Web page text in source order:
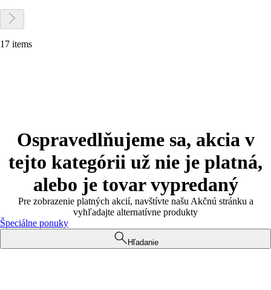
17 items
Ospravedlňujeme sa, akcia v
tejto kategórii už nie je platná,
alebo je tovar vypredaný
Pre zobrazenie platných akcií, navštívte našu Akčnú stránku a
vyhľadajte alternatívne produkty
Špeciálne ponuky
Hľadanie